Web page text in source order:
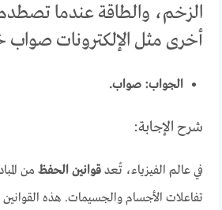
الزخم، والطاقة عندما
أخرى مثل الإلكترونات صواب
الجواب: صواب.
شرح الإجابة:
في عالم الفيزياء، تُعدقوانين الحفظ من
تفاعلات الأجسام والجسيمات. هذه